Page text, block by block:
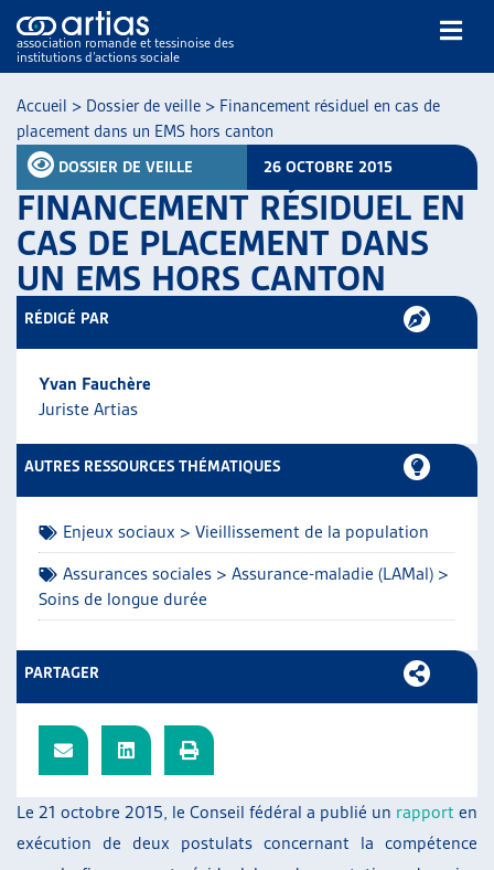
association romande et tessinoise des
institutions d’actions sociale
NOS PUBLICATIONS
ARTICLES
RESSOURCES
THÉMATIQUES
GUIDE SOCIAL ROMAND
L’ASSOCIATION
PROJETS ET ACTIVITÉS
JOURNÉES D’AUTOMNE
Accueil > Dossier de veille > Financement résiduel en cas de
placement dans un EMS hors canton
DOSSIER DE VEILLE 26 OCTOBRE 2015
FINANCEMENT RÉSIDUEL EN
CAS DE PLACEMENT DANS
UN EMS HORS CANTON
Le 21 octobre 2015, le Conseil fédéral a publié un rapport en
exécution de deux postulats concernant la compétence
RÉDIGÉ PAR
Yvan Fauchère
Juriste Artias
AUTRES RESSOURCES THÉMATIQUES
Enjeux sociaux > Vieillissement de la population
Assurances sociales > Assurance-maladie (LAMal) >
Soins de longue durée
PARTAGER